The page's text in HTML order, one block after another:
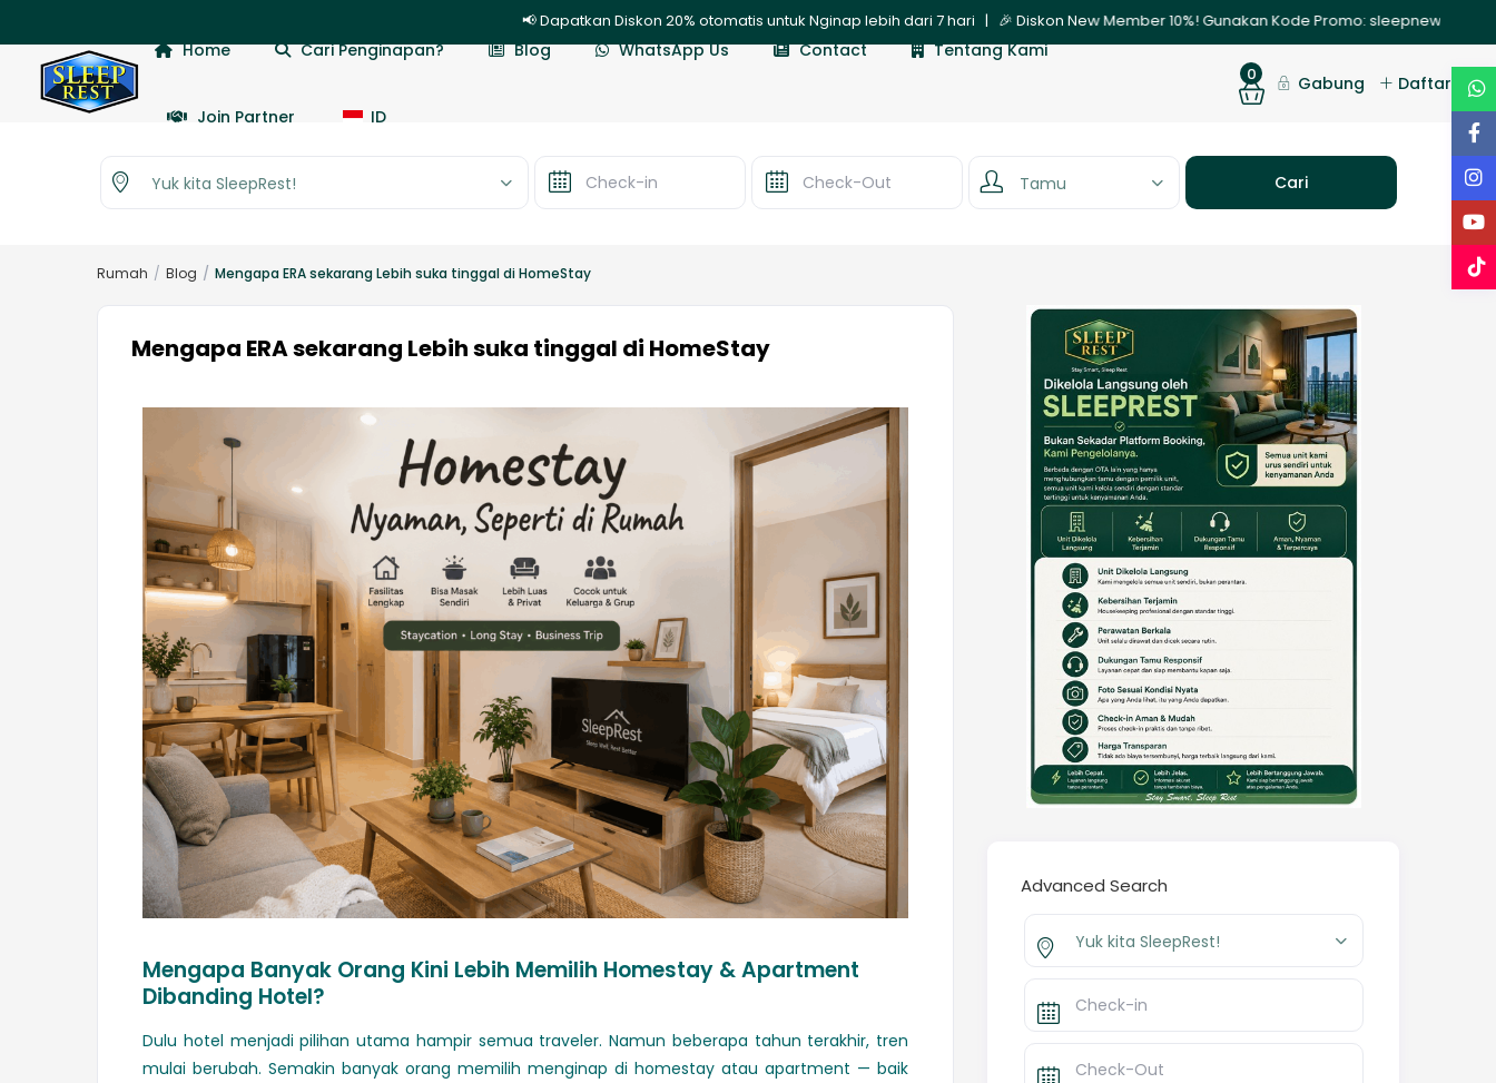
📢 Dapatkan Diskon 20% otomatis untuk Nginap lebih dari 7 hari | 🎉 Diskon New Member 10%! Gunakan Kode Promo: sleepnew | ✨
Home Cari Penginapan? Blog WhatsApp Us Contact Tentang Kami
Join Partner ID
0 Gabung Daftar
Yuk kita SleepRest! Tamu
Rumah Blog Mengapa ERA sekarang Lebih suka tinggal di HomeStay
Mengapa ERA sekarang Lebih suka tinggal di HomeStay
Mengapa Banyak Orang Kini Lebih Memilih Homestay & Apartment
Dibanding Hotel?
Dulu hotel menjadi pilihan utama hampir semua traveler. Namun beberapa tahun terakhir, tren
mulai berubah. Semakin banyak orang memilih menginap di homestay atau apartment — baik
Advanced Search
Yuk kita SleepRest!